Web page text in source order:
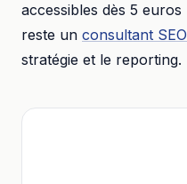
accessibles dès 5 euros
reste un consultant
stratégie et le reporting.